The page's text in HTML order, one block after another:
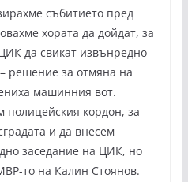
събитието пред
хората да дойдат, за
да свикат извънредно
решение за отмяна на
машинния вот.
полицейския кордон, за
и да внесем
заседание на ЦИК, но
то на Калин Стоянов.